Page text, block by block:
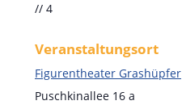
Veranstaltungsort
Figurentheater Grashüpfer
Puschkinallee 16 a
// 4